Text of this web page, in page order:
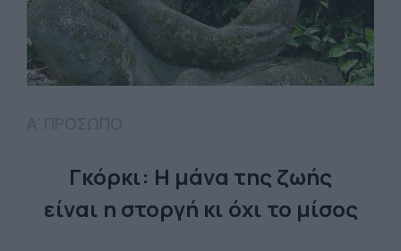
Γκόρκι: Η μάνα της ζωής
είναι η στοργή κι όχι το μίσος